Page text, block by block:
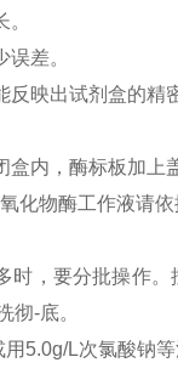
差。
映出试剂盒的精
内，酶标板加上
化物酶工作液请
，要分批操作
彻-底。
5.0g/L次氯酸钠等